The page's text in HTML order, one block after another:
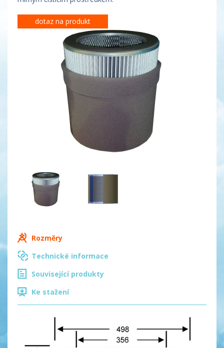
dotaz na produkt
Rozměry
Technické informace
Související produkty
Ke stažení